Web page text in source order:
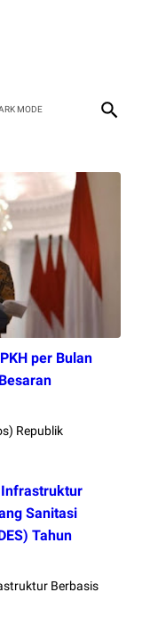
per Bulan
Republik
Infrastruktur
Sanitasi
Tahun
Berbasis